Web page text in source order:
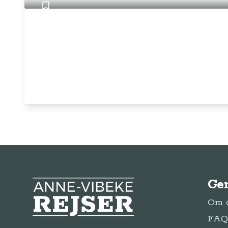
Anne-Vibeke Rejser
Om